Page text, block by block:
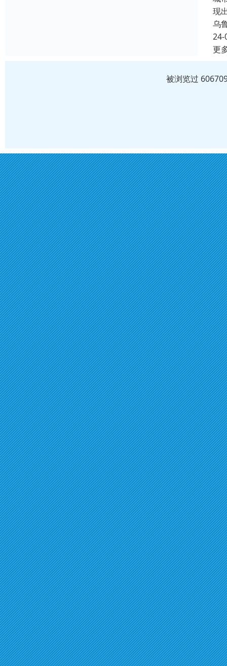
现
乌
24-
更
被浏览过